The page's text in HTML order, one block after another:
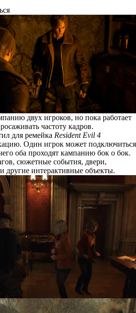
двух игроков, но пока работает
частоту кадров.
для ремейка Resident Evil 4
Один игрок может подключиться
оба проходят кампанию бок о бок.
сюжетные события, двери,
другие интерактивные объекты.